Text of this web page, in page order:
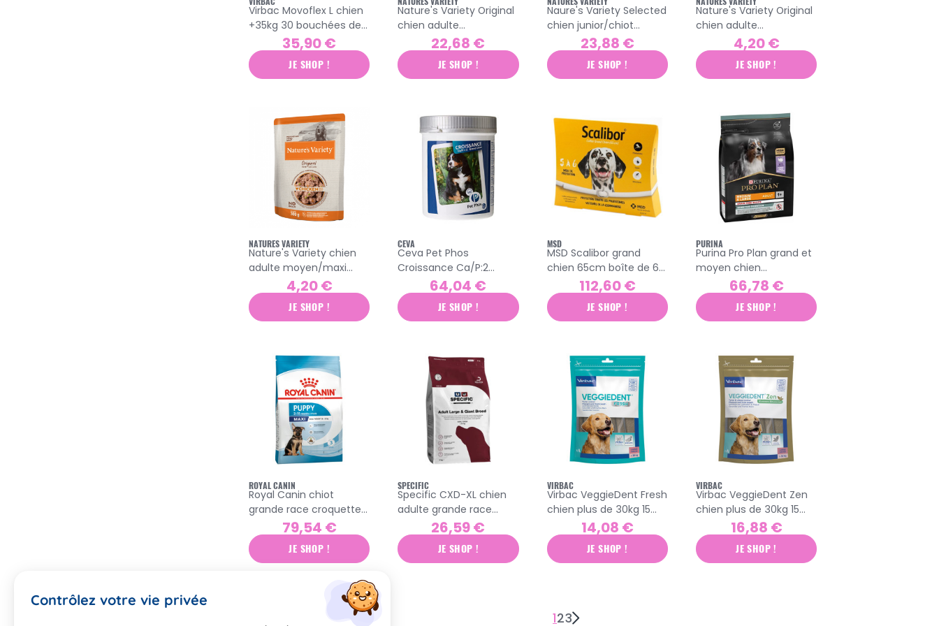
Virbac Movoflex L chien
+35kg 30 bouchées de
35,90 €
JE SHOP !
Nature's Variety Original
chien adulte
moyen/maxi
croquettes poulet 2kg
22,68 €
JE SHOP !
Naure's Variety Selected
chien junior/chiot
toutes tailles
croquettes poulet sans
céréales 2kg
23,88 €
JE SHOP !
Nature's Variety Original
chien adulte
moyen/maxi pâtée
bœuf sans céréales
300gr
4,20 €
JE SHOP !
NATURES VARIETY
Nature's Variety chien
adulte moyen/maxi
pâtée poulet sans
céréales 300gr
4,20 €
JE SHOP !
CEVA
Ceva Pet Phos
Croissance Ca/P:2
grand chien 100
comprimés
64,04 €
JE SHOP !
MSD
MSD Scalibor grand
chien 65cm boîte de 6
colliers112,60 €
JE SHOP !
PURINA
Purina Pro Plan grand et
moyen chien
croquettes sans
céréales 12kg
66,78 €
JE SHOP !
ROYAL CANIN
Royal Canin chiot
grande race croquettes
79,54 €
JE SHOP !
SPECIFIC
Specific CXD-XL chien
adulte grande race
croquettes 4kg
26,59 €
JE SHOP !
VIRBAC
Virbac VeggieDent Fresh
chien plus de 30kg 15
lamelles à mâcher
14,08 €
JE SHOP !
VIRBAC
Virbac VeggieDent Zen
chien plus de 30kg 15
lamelles à mâcher
16,88 €
JE SHOP !
123
Contrôlez votre vie privée